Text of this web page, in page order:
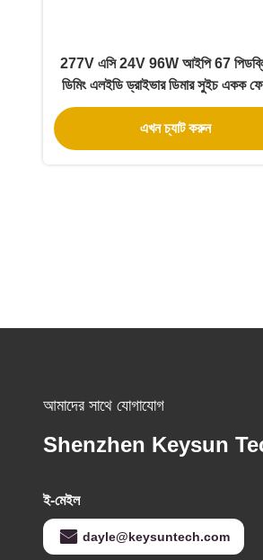
277V এসি 24V 96W আইপি 67
ডিমিং এলইডি ড্রাইভার ডিমার সুইচ একক
এখন চ্যাট করুন
আমাদের সাথে যোগাযোগ
Shenzhen Keysun
ই-মেইল
dayle@keysuntech.com